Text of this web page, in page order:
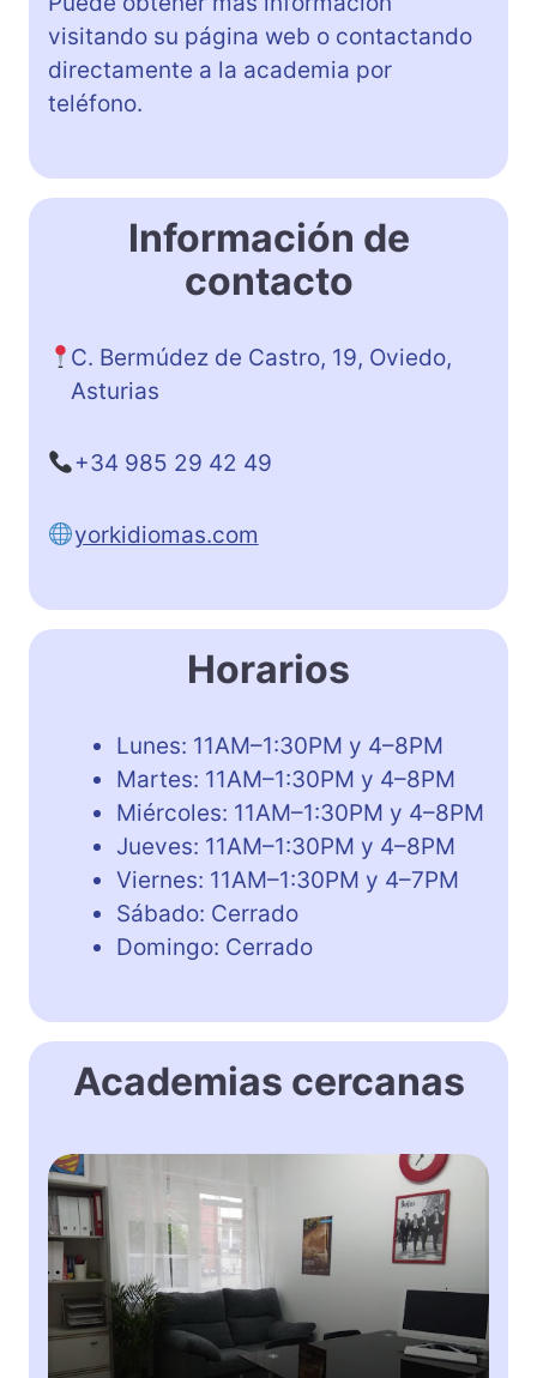
visitando su página web o contactando
directamente a la academia por
teléfono.
Información de
contacto
C. Bermúdez de Castro, 19, Oviedo,
Asturias
+34 985 29 42 49
yorkidiomas.com
Horarios
Lunes: 11AM–1:30PM y 4–8PM
Martes: 11AM–1:30PM y 4–8PM
Miércoles: 11AM–1:30PM y 4–8PM
Jueves: 11AM–1:30PM y 4–8PM
Viernes: 11AM–1:30PM y 4–7PM
Sábado: Cerrado
Domingo: Cerrado
Academias cercanas
K
i
n
g
s
o
n